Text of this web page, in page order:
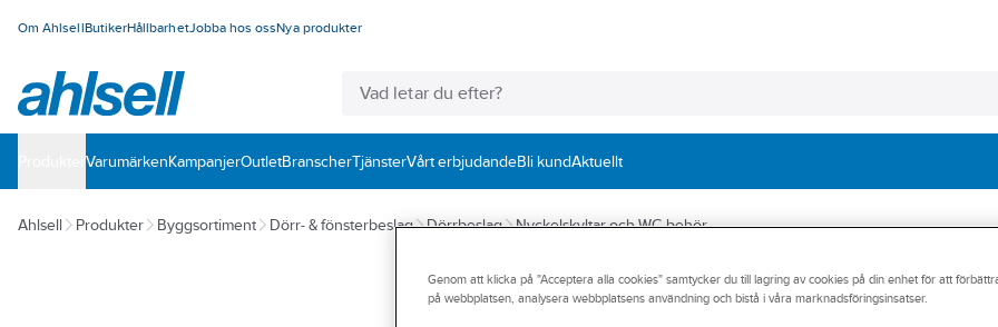
Om AhlsellButikerHållbarhetJobba hos ossNya produkter
VarumärkenKampanjerOutletBranscherTjänsterVårt erbjudandeBli kundAktuellt
Ahlsell Produkter Byggsortiment Dörr- & fönsterbeslag Dörrbeslag Nyckelskyltar och WC-behör
BESLAGSBODEN
WC-behör
Genom att klicka på "Acceptera alla cookies" samtycker du till lagring av cookies på din enhet för att
på webbplatsen, analysera webbplatsens användning och bistå i våra marknadsföringsinsatser.